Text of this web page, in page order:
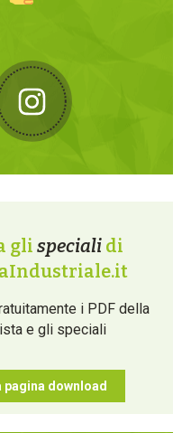
gli speciali di
i PDF della
e gli speciali
pagina download